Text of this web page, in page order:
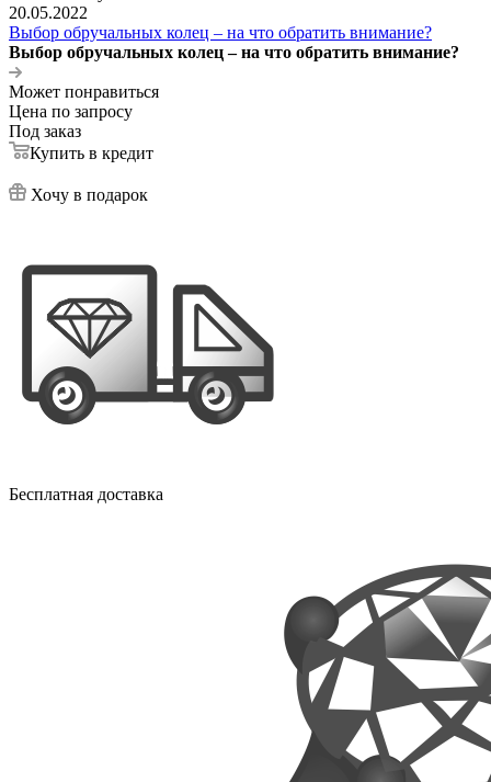
20.05.2022
Выбор обручальных колец – на что обратить внимание?
Выбор обручальных колец – на что обратить внимание?
Может понравиться
Цена по запросу
Под заказ
Купить в кредит
Хочу в подарок
Бесплатная доставка